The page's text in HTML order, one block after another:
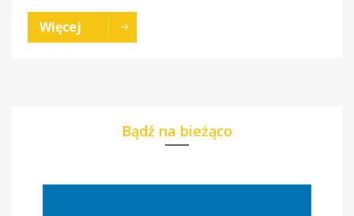
Więcej
Bądź na bieżąco